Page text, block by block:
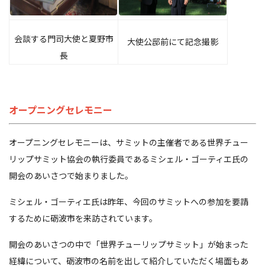
会談する門司大使と夏野市
長
大使公邸前にて記念撮影
オープニングセレモニー
オープニングセレモニーは、サミットの主催者である世界チュー
リップサミット協会の執行委員であるミシェル・ゴーティエ氏の
開会のあいさつで始まりました。
ミシェル・ゴーティエ氏は昨年、今回のサミットへの参加を要請
するために砺波市を来訪されています。
開会のあいさつの中で「世界チューリップサミット」が始まった
経緯について、砺波市の名前を出して紹介していただく場面もあ